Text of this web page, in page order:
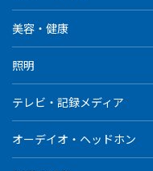
美容・健康
照明
テレビ・記録メディア
オーデイオ・ヘッドホン